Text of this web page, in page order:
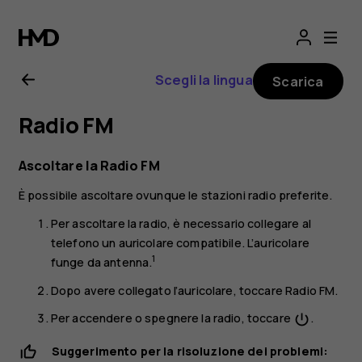
Manuale
d’uso
del
Nokia
5.1
Scegli la lingua Scarica
Radio FM
Ascoltare la Radio FM
È possibile ascoltare ovunque le stazioni radio preferite.
Per ascoltare la radio, è necessario collegare al
telefono un auricolare compatibile. L’auricolare
funge da antenna.1
Dopo avere collegato l’auricolare, toccareRadio FM.
Per accendere o spegnere la radio, toccare power_settings_new.
Suggerimento per la risoluzione dei problemi: